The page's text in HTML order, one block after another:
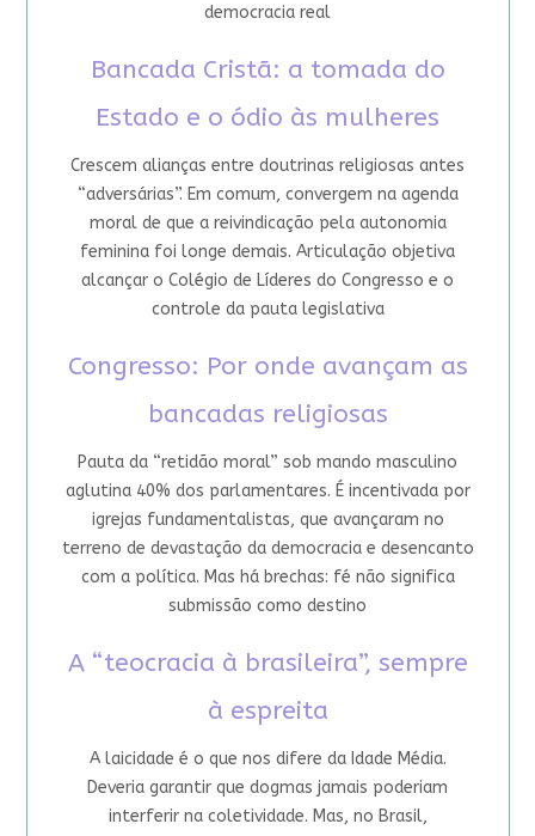
democracia real
Bancada Cristã: a tomada do
Estado e o ódio às mulheres
Crescem alianças entre doutrinas religiosas antes
“adversárias”. Em comum, convergem na agenda
moral de que a reivindicação pela autonomia
feminina foi longe demais. Articulação objetiva
alcançar o Colégio de Líderes do Congresso e o
controle da pauta legislativa
Congresso: Por onde avançam as
bancadas religiosas
Pauta da “retidão moral” sob mando masculino
aglutina 40% dos parlamentares. É incentivada por
igrejas fundamentalistas, que avançaram no
terreno de devastação da democracia e desencanto
com a política. Mas há brechas: fé não significa
submissão como destino
A “teocracia à brasileira”, sempre
à espreita
A laicidade é o que nos difere da Idade Média.
Deveria garantir que dogmas jamais poderiam
interferir na coletividade. Mas, no Brasil,